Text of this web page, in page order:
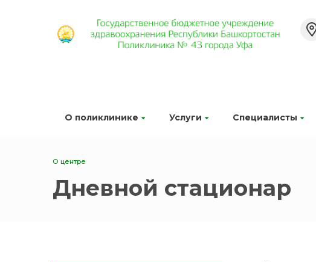
О поликлинике Услуги Специалисты
О центре
Дневной стационар